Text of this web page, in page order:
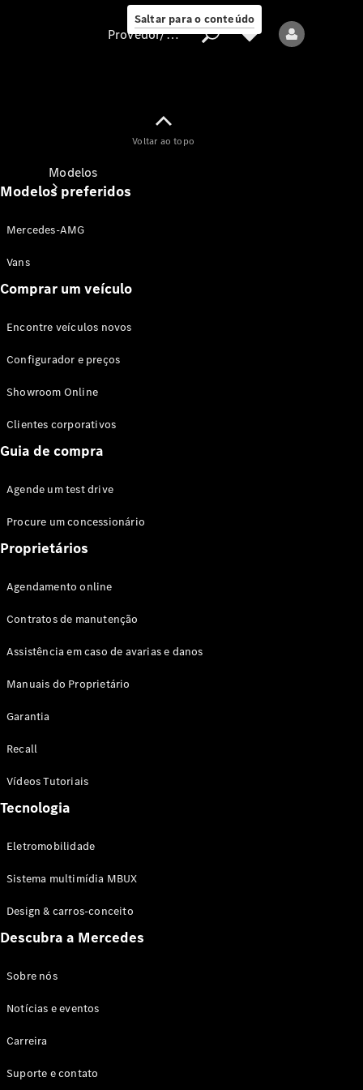
Saltar para o conteúdo
Provedor/proteção
Modelos
Modelos híbridos plug-in
Todos os
Sedans
Classe C
EQE
Classe E
Sedan
Classe S
Sedan
Showroom
Online
SUV
SUVs
GLA
GLC
GLS
Provedor/proteção de dados
Voltar ao topo
Modelos preferidos
Mercedes-AMG
Vans
Comprar um veículo
Encontre veículos novos
Configurador e preços
Showroom Online
Clientes corporativos
Guia de compra
Agende um test drive
Procure um concessionário
Proprietários
Agendamento online
Contratos de manutenção
Assistência em caso de avarias e danos
Manuais do Proprietário
Garantia
Recall
Vídeos Tutoriais
Tecnologia
Eletromobilidade
Sistema multimídia MBUX
Design & carros-conceito
Descubra a Mercedes
Sobre nós
Notícias e eventos
Carreira
Suporte e contato